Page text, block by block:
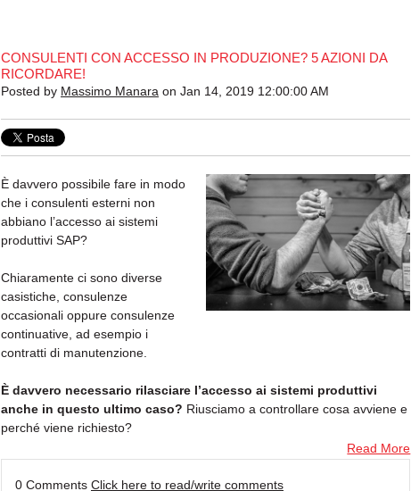
CONSULENTI CON ACCESSO IN PRODUZIONE? 5 AZIONI DA
RICORDARE!
Posted by Massimo Manara on Jan 14, 2019 12:00:00 AM
È davvero possibile fare in modo
che i consulenti esterni non
abbiano l’accesso ai sistemi
produttivi SAP?
Chiaramente ci sono diverse
casistiche, consulenze
occasionali oppure consulenze
continuative, ad esempio i
contratti di manutenzione.
È davvero necessario rilasciare l’accesso ai sistemi produttivi
anche in questo ultimo caso? Riusciamo a controllare cosa avviene e
perché viene richiesto?
Read More
0 Comments Click here to read/write comments